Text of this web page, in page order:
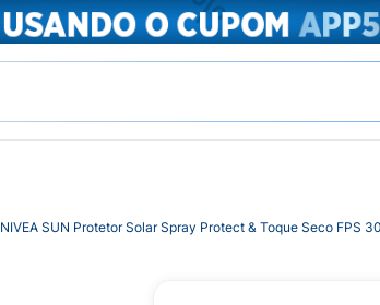
NIVEA SUN Protetor Solar Spray Protect & Toque Seco FPS